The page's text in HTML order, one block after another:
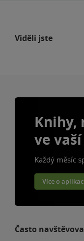
Viděli jste
Knihy,
ve
Každý měsíc
Více o
Často